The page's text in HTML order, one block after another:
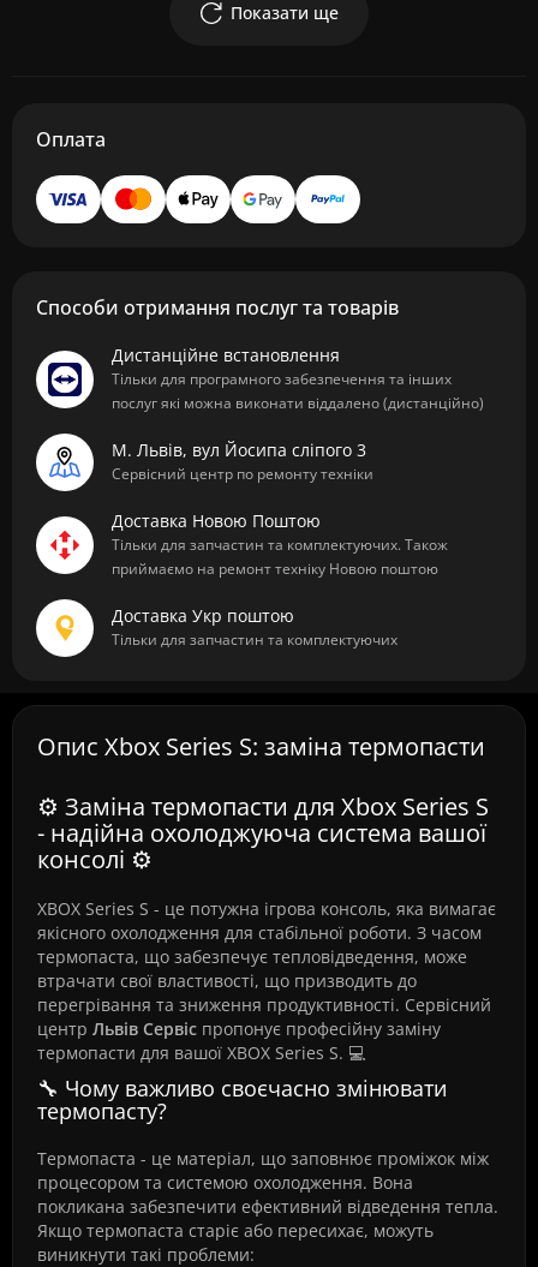
Показати ще
Оплата
Способи отримання послуг та товарів
Дистанційне встановлення
Тільки для програмного забезпечення та інших
послуг які можна виконати віддалено (дистанційно)
М. Львів, вул Йосипа сліпого 3
Сервісний центр по ремонту техніки
Доставка Новою Поштою
Тільки для запчастин та комплектуючих. Також
приймаємо на ремонт техніку Новою поштою
Доставка Укр поштою
Тільки для запчастин та комплектуючих
Опис Xbox Series S: заміна термопасти
⚙️ Заміна термопасти для Xbox Series S
- надійна охолоджуюча система вашої
консолі ⚙️
XBOX Series S - це потужна ігрова консоль, яка вимагає
якісного охолодження для стабільної роботи. З часом
термопаста, що забезпечує тепловідведення, може
втрачати свої властивості, що призводить до
перегрівання та зниження продуктивності. Сервісний
центр Львів Сервіс пропонує професійну заміну
термопасти для вашої XBOX Series S. 💻
🔧 Чому важливо своєчасно змінювати
термопасту?
Термопаста - це матеріал, що заповнює проміжок між
процесором та системою охолодження. Вона
покликана забезпечити ефективний відведення тепла.
Якщо термопаста старіє або пересихає, можуть
виникнути такі проблеми: